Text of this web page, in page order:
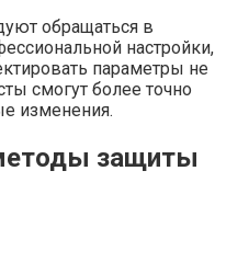
обращаться в
настройки,
параметры не
смогут более точно
изменения.
защиты